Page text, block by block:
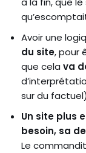
Avoir une
du site, pour
que cela va
sur du
Un site plus
besoin, sa
Le